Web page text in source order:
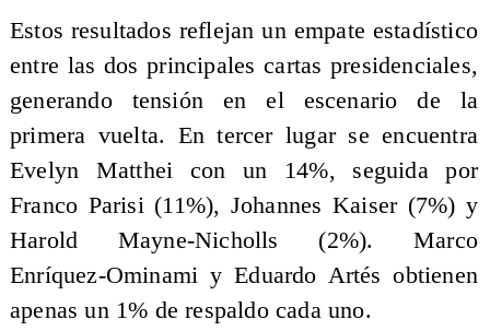
Estos resultados reflejan un empate estadístico
entre las dos principales cartas presidenciales,
generando tensión en el escenario de la
primera vuelta. En tercer lugar se encuentra
Evelyn Matthei con un 14%, seguida por
Franco Parisi (11%), Johannes Kaiser (7%) y
Harold Mayne-Nicholls (2%). Marco
Enríquez-Ominami y Eduardo Artés obtienen
apenas un 1% de respaldo cada uno.